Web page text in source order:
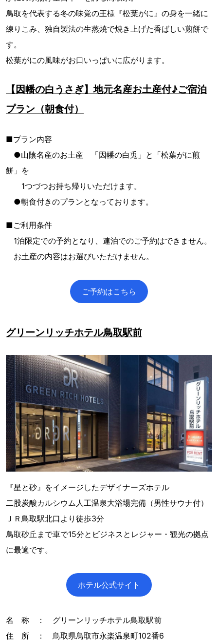
鳥取を代表する冬の味覚の王様『松葉がに』の身を一緒に
練りこみ、独自製法の生蒸焼で焼き上げた香ばしい煎餅で
す。
松葉がにの風味がお口いっぱいに広がります。
【因幡の白うさぎ】地元名産お土産付♪ご宿泊
プラン（朝食付）
■プラン内容
●山陰名産のお土産 「因幡の白兎」と「松葉がに煎
餅」を
1つづつお持ち帰りいただけます。
●朝食付きのプランとなっております。
■ご利用条件
1泊限定での予約となり、連泊でのご予約はできません。
お土産の内容はお選びいただけません。
ご予約はこちら
グリーンリッチホテル鳥取駅前
『星と砂』をイメージしたデザイナーズホテル
二股炭酸カルシウム人工温泉大浴場完備（男性サウナ付）
ＪＲ鳥取駅北口より徒歩3分
鳥取砂丘まで車で15分とビジネスとレジャー・観光の拠点
に最適です。
ホテル公式サイト
名 称 ： グリーンリッチホテル鳥取駅前
住 所 ： 鳥取県鳥取市永楽温泉町102番6